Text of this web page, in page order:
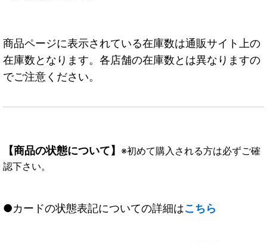
商品ページに表示されている在庫数は通販サイト上の
在庫数となります。各店舗の在庫数とは異なりますの
でご注意ください。
【商品の状態について】 ※初めて購入される方は必ずご確
認下さい。
●カードの状態表記についての詳細はこちら